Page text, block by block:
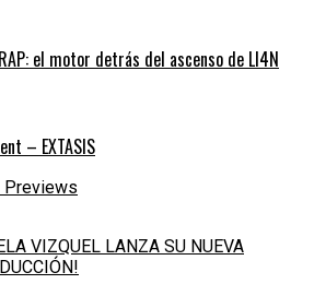
el motor detrás del ascenso de LI4N
– EXTASIS
Previews
VIZQUEL LANZA SU NUEVA